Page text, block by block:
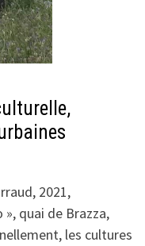
2021,
quai de Brazza,
les cultures